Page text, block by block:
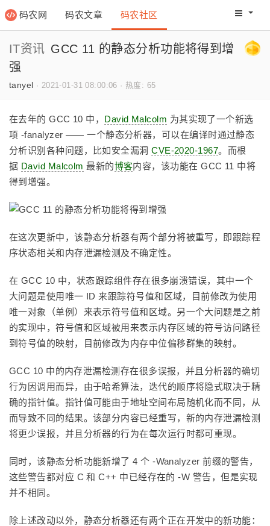
码农网 码农文章 码农社区 码农网
IT资讯 GCC 11 的静态分析功能将得到增
强
tanyel · 2021-01-31 08:00:06 · 热度: 65
在去年的 GCC 10 中， David Malcolm 为其实现了一个新选
项 -fanalyzer —— 一个静态分析器，可以在编译时通过静态
分析识别各种问题，比如安全漏洞CVE-2020-1967。而根
据 David Malcolm 最新的博客内容，该功能在 GCC 11 中将
得到增强。
在这次更新中，该静态分析器有两个部分将被重写，即跟踪程
序状态相关和内存泄漏检测及不确定性。
在 GCC 10 中，状态跟踪组件存在很多崩溃错误，其中一个
大问题是使用唯一 ID 来跟踪符号值和区域，目前修改为使用
唯一对象（单例）来表示符号值和区域。另一个大问题是之前
的实现中，符号值和区域被用来表示内存区域的符号访问路径
到符号值的映射，目前修改为内存中位偏移群集的映射。
GCC 10 中的内存泄漏检测存在很多误报，并且分析器的确切
行为因调用而异，由于哈希算法，迭代的顺序将隐式取决于精
确的指针值。指针值可能由于地址空间布局随机化而不同，从
而导致不同的结果。该部分内容已经重写，新的内存泄漏检测
将更少误报，并且分析器的行为在每次运行时都可重现。
同时，该静态分析功能新增了 4 个 -Wanalyzer 前缀的警告，
这些警告都对应 C 和 C++ 中已经存在的 -W 警告，但是实现
并不相同。
除上述改动以外，静态分析器还有两个正在开发中的新功能：